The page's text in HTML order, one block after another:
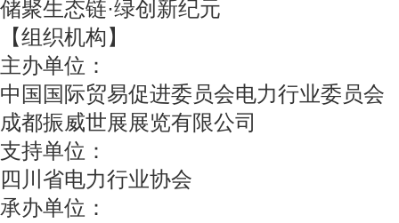
储聚生态链·绿创新纪元
【组织机构】
主办单位：
中国国际贸易促进委员会电力行业委员会
成都振威世展展览有限公司
支持单位：
四川省电力行业协会
承办单位：